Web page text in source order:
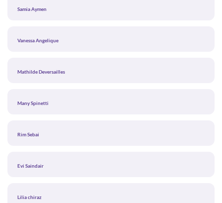
Samia Aymen
Vanessa Angelique
Mathilde Deversailles
Many Spinetti
Rim Sebai
Evi Saindair
Lilia chiraz